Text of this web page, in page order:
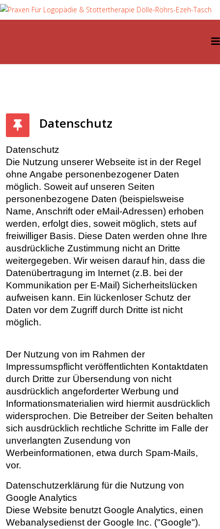
Datenschutz
Datenschutz
Die Nutzung unserer Webseite ist in der Regel
ohne Angabe personenbezogener Daten
möglich. Soweit auf unseren Seiten
personenbezogene Daten (beispielsweise
Name, Anschrift oder eMail-Adressen) erhoben
werden, erfolgt dies, soweit möglich, stets auf
freiwilliger Basis. Diese Daten werden ohne Ihre
ausdrückliche Zustimmung nicht an Dritte
weitergegeben. Wir weisen darauf hin, dass die
Datenübertragung im Internet (z.B. bei der
Kommunikation per E-Mail) Sicherheitslücken
aufweisen kann. Ein lückenloser Schutz der
Daten vor dem Zugriff durch Dritte ist nicht
möglich.
Der Nutzung von im Rahmen der
Impressumspflicht veröffentlichten Kontaktdaten
durch Dritte zur Übersendung von nicht
ausdrücklich angeforderter Werbung und
Informationsmaterialien wird hiermit ausdrücklich
widersprochen. Die Betreiber der Seiten behalten
sich ausdrücklich rechtliche Schritte im Falle der
unverlangten Zusendung von
Werbeinformationen, etwa durch Spam-Mails,
vor.
Datenschutzerklärung für die Nutzung von
Google Analytics
Diese Website benutzt Google Analytics, einen
Webanalysedienst der Google Inc. ("Google").